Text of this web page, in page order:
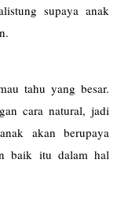
supaya anak
tahu yang besar.
cara natural, jadi
akan berupaya
baik itu dalam hal